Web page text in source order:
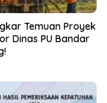
Temuan Proyek
Dinas PU Bandar